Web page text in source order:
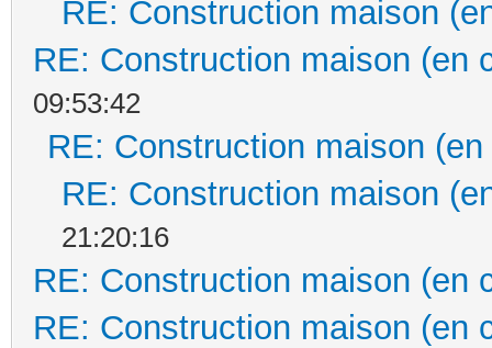
RE: Construction maison
RE: Construction maison (en
09:53:42
RE: Construction maison
RE: Construction maison
21:20:16
RE: Construction maison (en
RE: Construction maison (en